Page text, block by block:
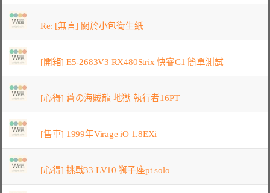
Re: [無言] 關於小包衛生紙
[開箱] E5-2683V3 RX480Strix 快睿C1 簡單測試
[心得] 蒼の海賊龍 地獄 執行者16PT
[售車] 1999年Virage iO 1.8EXi
[心得] 挑戰33 LV10 獅子座pt solo